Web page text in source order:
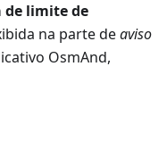
de limite de
na parte deaviso
OsmAnd,